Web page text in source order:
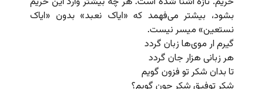
بشود، بیشتر می‌فهمد که «ایاک نعبد» بدون «ایاک
نستعین» میسر نیست.
گیرم ار موی‌ها زبان گردد
هر زبانی هزار جان گردد
تا بدان شکر تو فزون گویم